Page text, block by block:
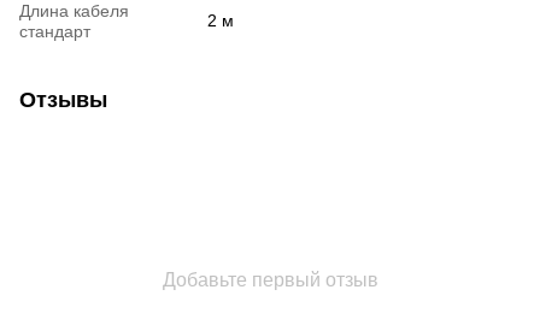
Длина кабеля
стандарт
2 м
Отзывы
Добавьте первый отзыв